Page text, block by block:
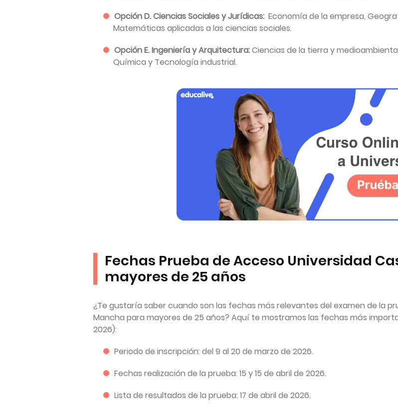
Opción D. Ciencias Sociales y Jurídicas: Economía de la empresa,
Matemáticas aplicadas a las ciencias sociales.
Opción E. Ingeniería y Arquitectura:Ciencias de la tierra y
Química y Tecnología industrial.
Fechas Prueba de Acceso Universidad
mayores de 25 años
¿Te gustaría saber cuando son las fechas más relevantes del examen de la
Mancha para mayores de 25 años? Aquí te mostramos las fechas más
2026):
Periodo de inscripción: del 9 al 20 de marzo de 2026.
Fechas realización de la prueba: 15 y 15 de abril de 2026.
Lista de resultados de la prueba: 17 de abril de 2026.